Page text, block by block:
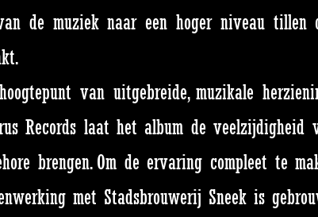
de muziek naar een hoger niveau tillen
van uitgebreide, muzikale
Records laat het album de
brengen. Om de ervaring compleet te
met Stadsbrouwerij Sneek is